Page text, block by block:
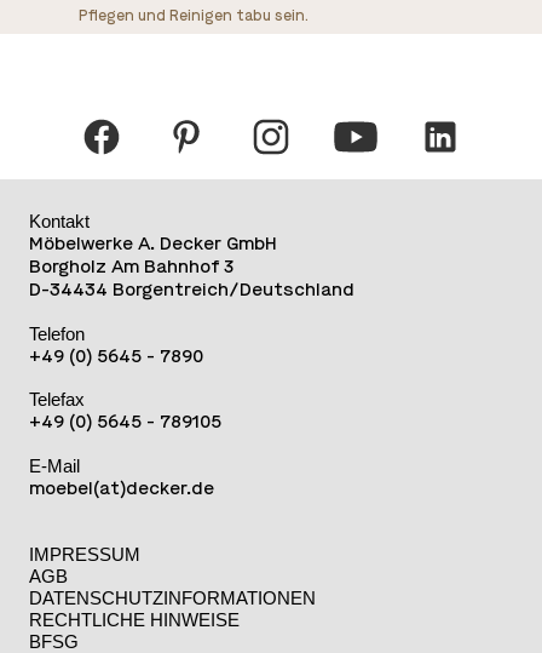
Pflegen und Reinigen tabu sein.
Kontakt
Möbelwerke A. Decker GmbH
Borgholz Am Bahnhof 3
D-34434 Borgentreich/Deutschland
Telefon
+49 (0) 5645 - 7890
Telefax
+49 (0) 5645 - 789105
E-Mail
moebel(at)decker.de
IMPRESSUM
AGB
DATENSCHUTZINFORMATIONEN
RECHTLICHE HINWEISE
BFSG